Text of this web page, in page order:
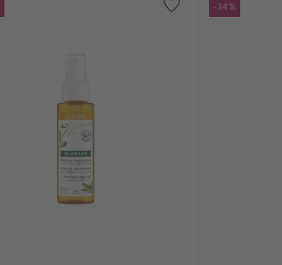
(1) manutenção
proteção UV
-34%